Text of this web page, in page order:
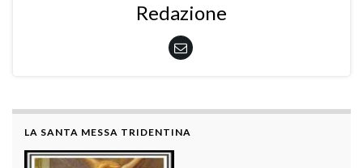
Redazione
LA SANTA MESSA TRIDENTINA